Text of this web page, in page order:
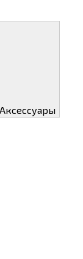
Аксессуары